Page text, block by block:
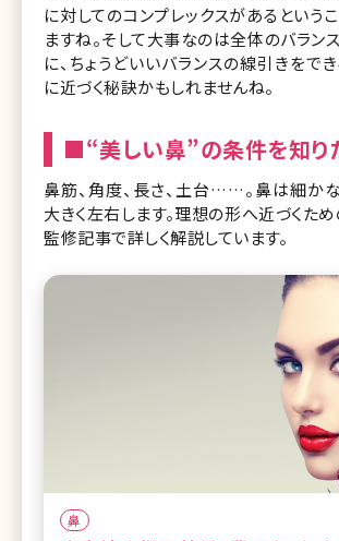
に対してのコンプレックスがあるという
ますね。そして大事なのは全体のバラン
に、ちょうどいいバランスの線引きをで
に近づく秘訣かもしれませんね。
■“美しい鼻”の条件を知り
鼻筋、角度、長さ、土台……。鼻は細か
大きく左右します。理想の形へ近づくた
監修記事で詳しく解説しています。
鼻